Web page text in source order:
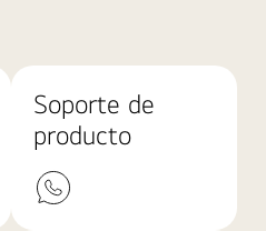
Soporte de
producto